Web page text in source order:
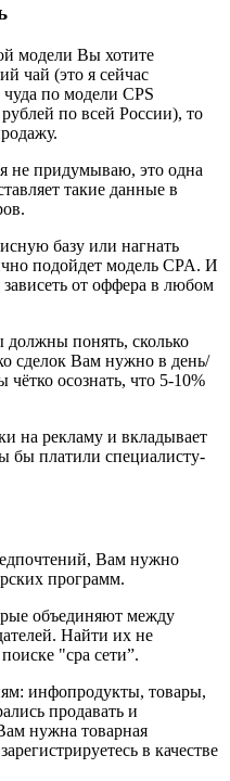
модели Вы хотите
чай (это я сейчас
по модели CPS
по всей России), то
не придумываю, это одна
такие данные в
базу или нагнать
подойдет модель CPA. И
зависеть от оффера в любом
понять, сколько
сделок Вам нужно в день/
осознать, что 5-10%
на рекламу и вкладывает
бы платили специалисту-
Вам нужно
программ.
объединяют между
Найти их не
"сра сети”.
инфопродукты, товары,
продавать и
нужна товарная
в качестве